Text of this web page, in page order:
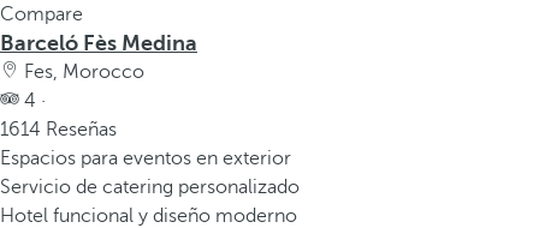
Compare
Barceló Fès Medina
Fes, Morocco
4 ·
1614 Reseñas
Espacios para eventos en exterior
Servicio de catering personalizado
Hotel funcional y diseño moderno